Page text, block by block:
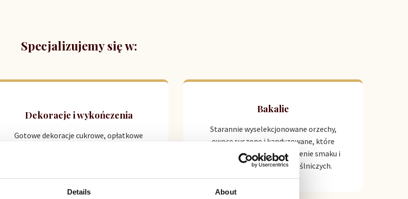
Details About
Specjalizujemy się w:
Dekoracje i wykończenia
Gotowe dekoracje cukrowe, opłatkowe
Bakalie
Starannie wyselekcjonowane orzechy,
owoce suszone i kandyzowane, które
stanowią doskonałe dopełnienie smaku i
tekstury wyrobów rzemieślniczych.